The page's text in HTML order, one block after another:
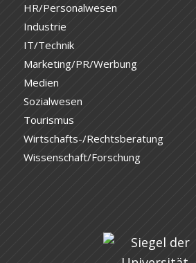
HR/Personalwesen
Industrie
IT/Technik
Marketing/PR/Werbung
Medien
Sozialwesen
Tourismus
Wirtschafts-/Rechtsberatung
Wissenschaft/Forschung